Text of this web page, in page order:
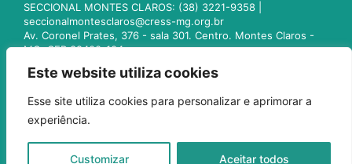
Este website utiliza cookies
Esse site utiliza cookies para personalizar e aprimorar a
experiência.
Customizar Aceitar todos
SECCIONAL MONTES CLAROS: (38) 3221-9358 |
seccionalmontesclaros@cress-mg.org.br
Av. Coronel Prates, 376 - sala 301. Centro. Montes Claros -
MG. CEP 39400-104
seccionaluberlandia@cress-mg.org.br
Av. Afonso Pena, 547 - sala 101. Uberlândia - MG. CEP